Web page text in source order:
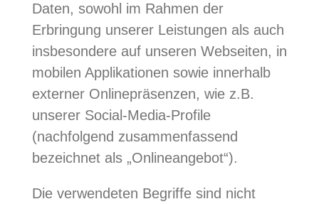
Daten, sowohl im Rahmen der
Erbringung unserer Leistungen als auch
insbesondere auf unseren Webseiten, in
mobilen Applikationen sowie innerhalb
externer Onlinepräsenzen, wie z.B.
unserer Social-Media-Profile
(nachfolgend zusammenfassend
bezeichnet als „Onlineangebot“).
Die verwendeten Begriffe sind nicht